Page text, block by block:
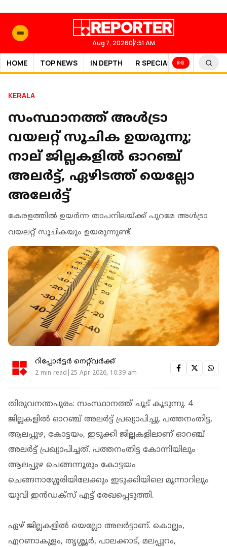
Aug 7, 202607:51 AM
HOME TOP NEWS IN DEPTH R SPECIAL SPORTS
KERALA
സംസ്ഥാനത്ത് അൾട്രാ
വയലറ്റ് സൂചിക ഉയരുന്നു;
നാല് ജില്ലകളിൽ ഓറഞ്ച്
അലർട്ട്, ഏഴിടത്ത് യെല്ലോ
അലേർട്ട്
കേരളത്തിൽ ഉയർന്ന താപനിലയ്ക്ക് പുറമേ അൾട്രാ
വയലറ്റ് സൂചികയും ഉയരുന്നുണ്ട്
റിപ്പോർട്ടർ നെറ്റ്‌വര്‍ക്ക്‌
2 min read|25 Apr 2026, 10:39 am
തിരുവനന്തപുരം: സംസ്ഥാനത്ത് ചൂട് കൂടുന്നു. 4
ജില്ലകളിൽ ഓറഞ്ച് അലർട്ട് പ്രഖ്യാപിച്ചു. പത്തനംതിട്ട,
ആലപ്പുഴ, കോട്ടയം, ഇടുക്കി ജില്ലകളിലാണ് ഓറഞ്ച്
അല‍ർട്ട് പ്രഖ്യാപിച്ചത്. പത്തനംതിട്ട കോന്നിയിലും
ആലപ്പുഴ ചെങ്ങന്നൂരും കോട്ടയം
ചെങ്ങനാശ്ശേരിയിലേക്കും ഇടുക്കിയിലെ മൂന്നാറിലും
യുവി ഇന്‍ഡക്‌സ് എട്ട് രേഖപ്പെടുത്തി.
ഏഴ് ജില്ലകളിൽ യെല്ലോ അലർട്ടാണ്. കൊല്ലം,
എറണാകുളം, തൃശ്ശൂര്‍, പാലക്കാട്, മലപ്പുറം,